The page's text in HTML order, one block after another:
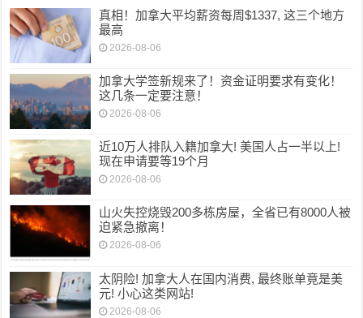
真相！加拿大平均薪资每周$1337, 这三个地方
最高
2026-08-06
加拿大学签新规来了！资金证明要求有变化！
这几条一定要注意！
2026-08-06
近10万人排队入籍加拿大! 美国人占一半以上!
现在申请要等19个月
2026-08-06
山火失控烧毁200多栋房屋，全省已有8000人被
迫紧急撤离！
2026-08-06
太阴险! 加拿大人在国内消费, 最终账单竟是美
元! 小心这类网站!
2026-08-06